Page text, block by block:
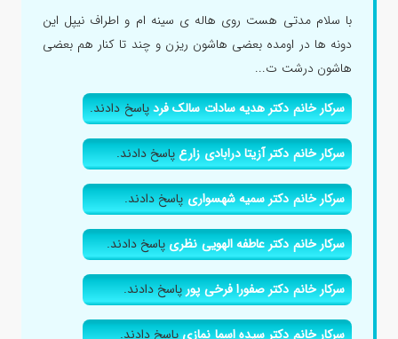
با سلام مدتی هست روی هاله ی سینه ام و اطراف نیپل این
دونه ها در اومده بعضی هاشون ریزن و چند تا کنار هم بعضی
هاشون درشت ت...
سرکار خانم دکتر هدیه سادات سالک فردپاسخ دادند.
سرکار خانم دکتر آزیتا درابادی زارعپاسخ دادند.
سرکار خانم دکتر سمیه شهسواریپاسخ دادند.
سرکار خانم دکتر عاطفه الهویی نظریپاسخ دادند.
سرکار خانم دکتر صفورا فرخی پورپاسخ دادند.
سرکار خانم دکتر سیده اسما نمازیپاسخ دادند.